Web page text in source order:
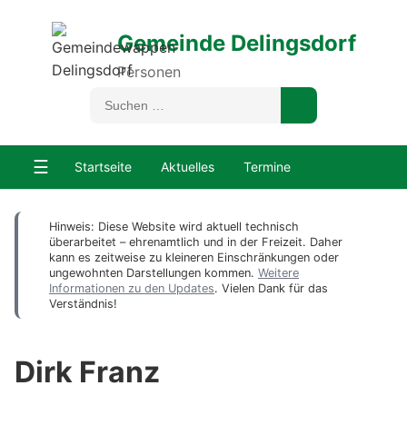
Gemeinde Delingsdorf
Personen
☰ Startseite Aktuelles Termine
Hinweis: Diese Website wird aktuell technisch
überarbeitet – ehrenamtlich und in der Freizeit. Daher
kann es zeitweise zu kleineren Einschränkungen oder
ungewohnten Darstellungen kommen. Weitere
Informationen zu den Updates. Vielen Dank für das
Verständnis!
Dirk Franz